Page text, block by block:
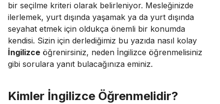
bir seçilme kriteri olarak belirleniyor. Mesleğinizde
ilerlemek, yurt dışında yaşamak ya da yurt dışında
seyahat etmek için oldukça önemli bir konumda
kendisi. Sizin için derlediğimiz bu yazıda nasıl kolay
İngilizce öğrenirsiniz, neden İngilizce öğrenmelisiniz
gibi sorulara yanıt bulacağınıza eminiz.
Kimler İngilizce Öğrenmelidir?